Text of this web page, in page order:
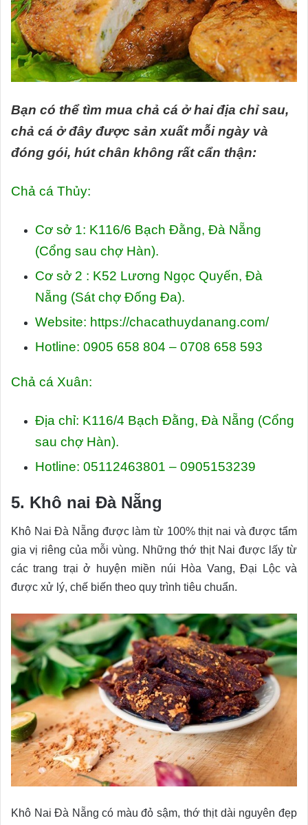
Bạn có thể tìm mua chả cá ở hai địa chỉ sau,
chả cá ở đây được sản xuất mỗi ngày và
đóng gói, hút chân không rất cẩn thận:
Chả cá Thủy:
Cơ sở 1: K116/6 Bạch Đằng, Đà Nẵng
(Cổng sau chợ Hàn).
Cơ sở 2 : K52 Lương Ngọc Quyến, Đà
Nẵng (Sát chợ Đống Đa).
Website: https://chacathuydanang.com/
Hotline: 0905 658 804 – 0708 658 593
Chả cá Xuân:
Địa chỉ: K116/4 Bạch Đằng, Đà Nẵng (Cổng
sau chợ Hàn).
Hotline: 05112463801 – 0905153239
5. Khô nai Đà Nẵng
Khô Nai Đà Nẵng được làm từ 100% thịt nai và được tẩm
gia vị riêng của mỗi vùng. Những thớ thịt Nai được lấy từ
các trang trại ở huyện miền núi Hòa Vang, Đại Lộc và
được xử lý, chế biến theo quy trình tiêu chuẩn.
Khô Nai Đà Nẵng có màu đỏ sậm, thớ thịt dài nguyên đẹp